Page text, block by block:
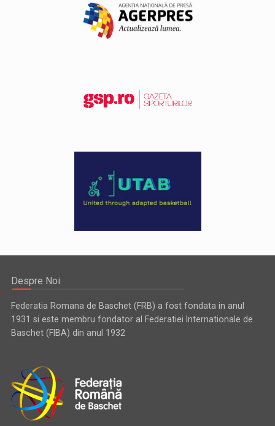
Despre Noi
Federatia Romana de Baschet (FRB) a fost fondata in anul
1931 si este membru fondator al Federatiei Internationale de
Baschet (FIBA) din anul 1932